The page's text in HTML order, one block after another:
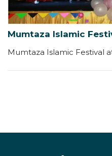
Mumtaza Islamic
Mumtaza Islamic Festival